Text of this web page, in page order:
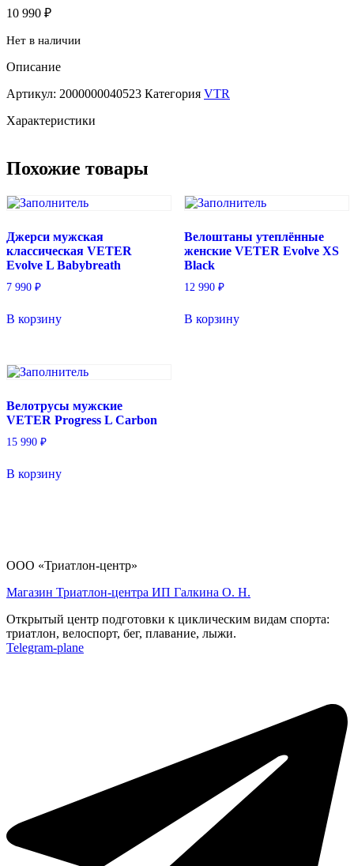
10 990 ₽
Нет в наличии
Описание
Артикул: 2000000040523 Категория VTR
Характеристики
Похожие товары
Джерси мужская
классическая VETER
Evolve L Babybreath
7 990 ₽
В корзину
Велоштаны утеплённые
женские VETER Evolve XS
Black
12 990 ₽
В корзину
Велотрусы мужские
VETER Progress L Carbon
15 990 ₽
В корзину
ООО «Триатлон-центр»
Магазин Триатлон-центра ИП Галкина О. Н.
Открытый центр подготовки к циклическим видам спорта:
триатлон, велоспорт, бег, плавание, лыжи.
Telegram-plane